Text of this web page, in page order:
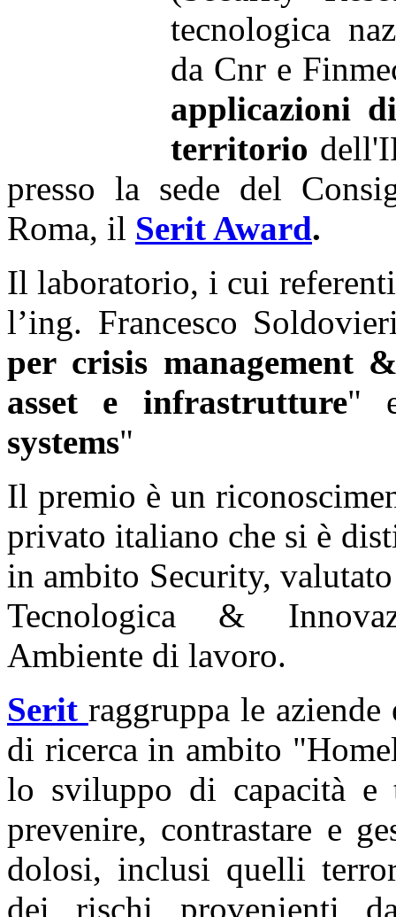
tecnologica
da Cnr e
applicazioni
territorio
presso la sede del
Roma, il Serit Award.
Il laboratorio, i cui
l’ing. Francesco
per crisis management
asset e infrastrutture"
systems"
Il premio è un
privato italiano che si è
in ambito Security,
Tecnologica &
Ambiente di lavoro.
Serit raggruppa le
di ricerca in ambito
lo sviluppo di capacità e
prevenire, contrastare e
dolosi, inclusi quelli
dei rischi provenienti